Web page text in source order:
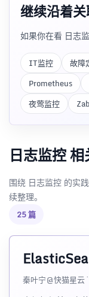
继续沿着
如果你在看 日志
IT监控 故障
Prometheus
夜莺监控
日志监控
围绕 日志监控 的实
续整理。
25 篇
秦叶宁@快猫星